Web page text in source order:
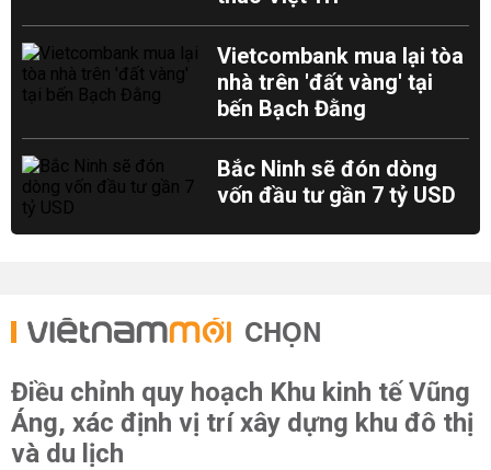
Vietcombank mua lại tòa
nhà trên 'đất vàng' tại
bến Bạch Đằng
Bắc Ninh sẽ đón dòng
vốn đầu tư gần 7 tỷ USD
CHỌN
Điều chỉnh quy hoạch Khu kinh tế Vũng
Áng, xác định vị trí xây dựng khu đô thị
và du lịch